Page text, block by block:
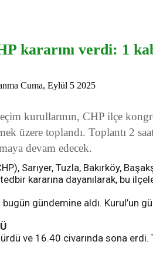
kararını verdi: 1
Cuma, Eylül 5 2025
kurullarının, CHP ilçe
üzere toplandı. Toplantı 2
devam edecek.
Sarıyer, Tuzla, Bakırköy,
kararına dayanılarak, bu
bugün gündemine aldı.
ve 16.40 civarında sona erdi.